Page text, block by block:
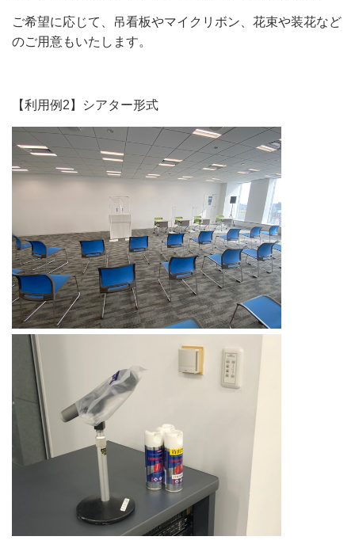
ご希望に応じて、吊看板やマイクリボン、花束や装花など
のご用意もいたします。
【利用例2】シアター形式